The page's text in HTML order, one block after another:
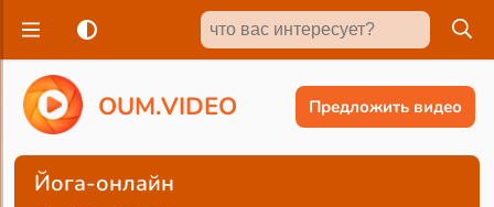
OUM.VIDEO Предложить видео
Йога-онлайн